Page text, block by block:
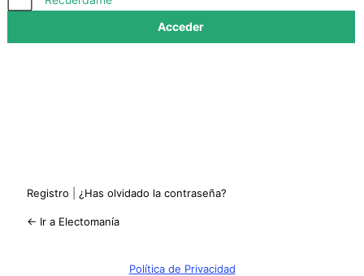
Registro ¿Has olvidado la contraseña?
← Ir a Electomanía
Política de Privacidad